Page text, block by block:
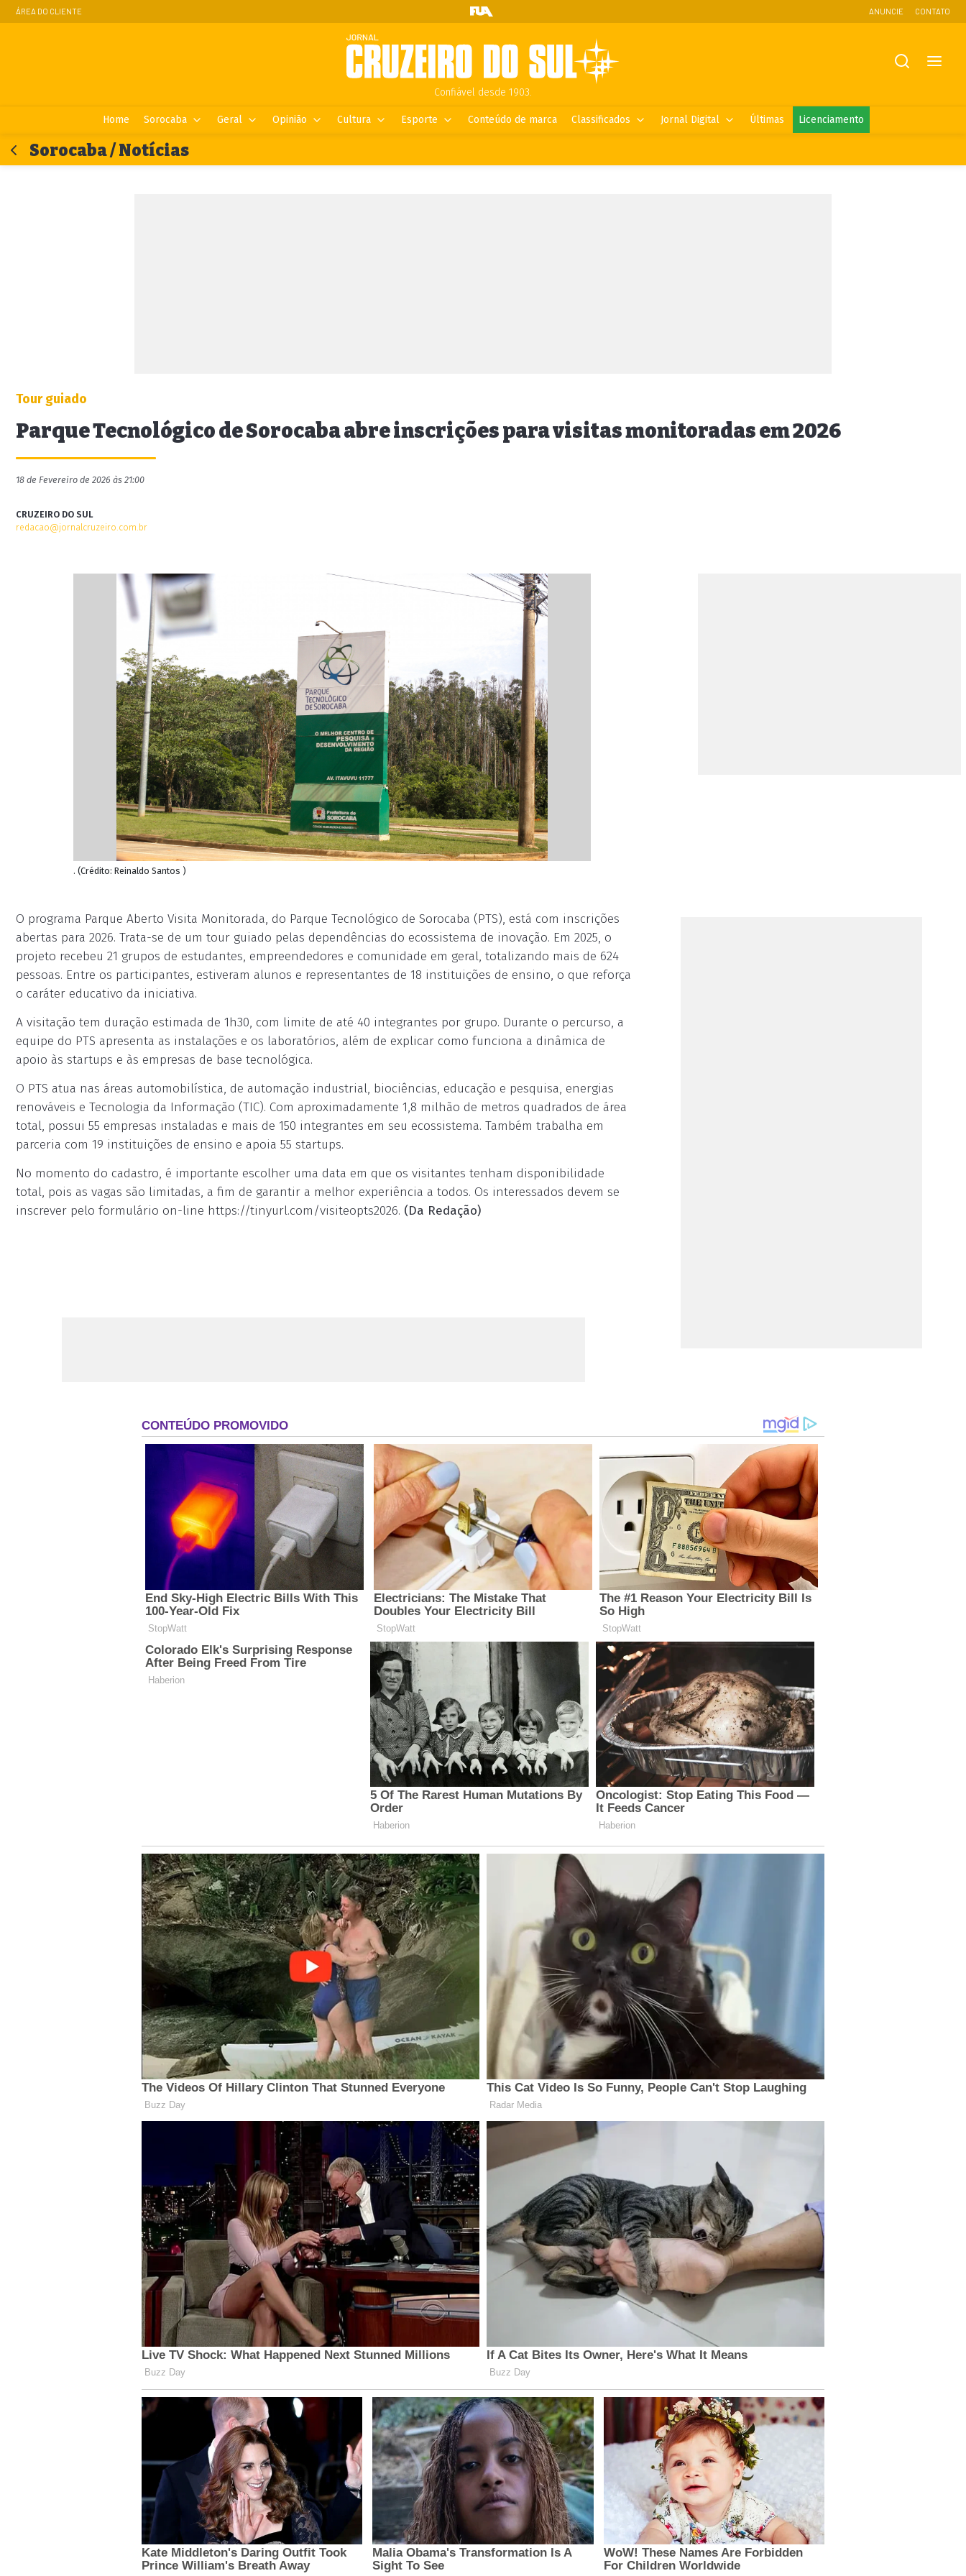
ÁREA DO CLIENTE ANUNCIE CONTATO
Confiável desde 1903.
Home Sorocaba Geral Opinião Cultura Esporte Conteúdo de marca Classificados Jornal Digital Últimas Licenciamento
Sorocaba / Notícias
Tour guiado
Parque Tecnológico de Sorocaba abre inscrições para visitas monitoradas em 2026
18 de Fevereiro de 2026 às 21:00
CRUZEIRO DO SUL
redacao@jornalcruzeiro.com.br
. (Crédito: Reinaldo Santos )
O programa Parque Aberto Visita Monitorada, do Parque Tecnológico de Sorocaba (PTS), está com inscrições
abertas para 2026. Trata-se de um tour guiado pelas dependências do ecossistema de inovação. Em 2025, o
projeto recebeu 21 grupos de estudantes, empreendedores e comunidade em geral, totalizando mais de 624
pessoas. Entre os participantes, estiveram alunos e representantes de 18 instituições de ensino, o que reforça
o caráter educativo da iniciativa.
A visitação tem duração estimada de 1h30, com limite de até 40 integrantes por grupo. Durante o percurso, a
equipe do PTS apresenta as instalações e os laboratórios, além de explicar como funciona a dinâmica de
apoio às startups e às empresas de base tecnológica.
O PTS atua nas áreas automobilística, de automação industrial, biociências, educação e pesquisa, energias
renováveis e Tecnologia da Informação (TIC). Com aproximadamente 1,8 milhão de metros quadrados de área
total, possui 55 empresas instaladas e mais de 150 integrantes em seu ecossistema. Também trabalha em
parceria com 19 instituições de ensino e apoia 55 startups.
No momento do cadastro, é importante escolher uma data em que os visitantes tenham disponibilidade
total, pois as vagas são limitadas, a fim de garantir a melhor experiência a todos. Os interessados devem se
inscrever pelo formulário on-line https://tinyurl.com/visiteopts2026. (Da Redação)